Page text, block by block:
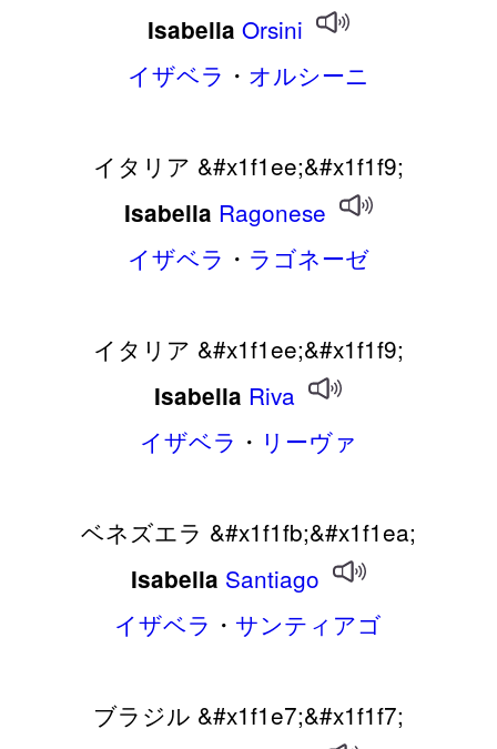
Isabella Orsini
イザベラ ・ オルシーニ
イタリア &#x1f1ee;&#x1f1f9;
Isabella Ragonese
イザベラ ・ ラゴネーゼ
イタリア &#x1f1ee;&#x1f1f9;
Isabella Riva
イザベラ ・ リーヴァ
ベネズエラ &#x1f1fb;&#x1f1ea;
Isabella Santiago
イザベラ ・ サンティアゴ
ブラジル &#x1f1e7;&#x1f1f7;